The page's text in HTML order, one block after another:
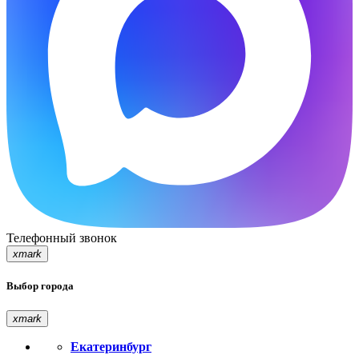
Телефонный звонок
xmark
Выбор города
xmark
Екатеринбург